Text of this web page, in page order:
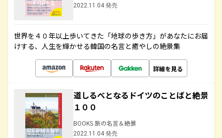
2022.11.04 発売
世界を４０年以上歩いてきた「地球の歩き方」があなたにお届
けする、人生を輝かせる韓国の名言と癒やしの絶景集
詳細を見る
道しるべとなるドイツのことばと絶景
１００
BOOKS 旅の名言＆絶景
2022.11.04 発売